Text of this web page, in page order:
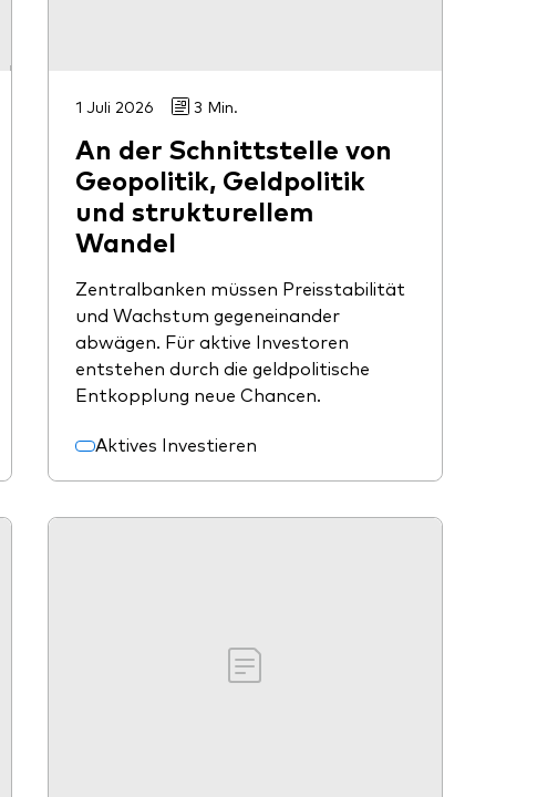
1 Juli 2026 3 Min.
An der Schnittstelle von
Geopolitik, Geldpolitik
und strukturellem
Wandel
Zentralbanken müssen Preisstabilität
und Wachstum gegeneinander
abwägen. Für aktive Investoren
entstehen durch die geldpolitische
Entkopplung neue Chancen.
Aktives Investieren